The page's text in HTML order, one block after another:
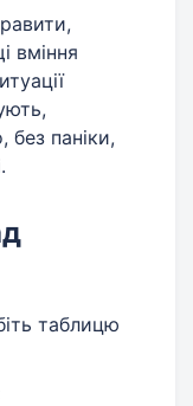
вміння
паніки,
таблицю